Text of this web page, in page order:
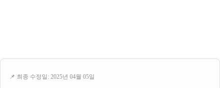
📌 최종 수정일: 2025년 04월 05일